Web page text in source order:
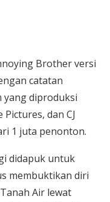
Brother versi
catatan
yang diproduksi
dan CJ
1 juta penonton.
didapuk untuk
membuktikan diri
Air lewat